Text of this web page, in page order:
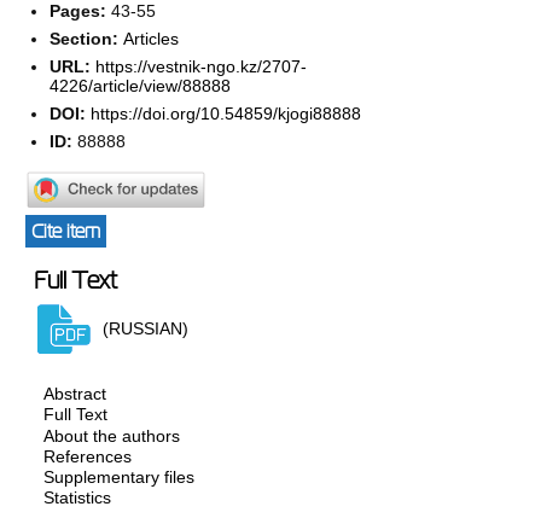
Pages:43-55
Section:Articles
URL: https://vestnik-ngo.kz/2707-
4226/article/view/88888
DOI: https://doi.org/10.54859/kjogi88888
ID: 88888
Cite item
Full Text
(RUSSIAN)
Abstract
Full Text
About the authors
References
Supplementary files
Statistics